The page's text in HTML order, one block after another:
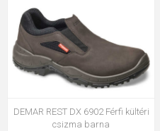
vásárolni?
Széles választék minden
Minőségi márkák és
Modern és időtálló dizájn
Kényelmes és
DEMAR REST DX 6902 Férfi kültéri
csizma barna